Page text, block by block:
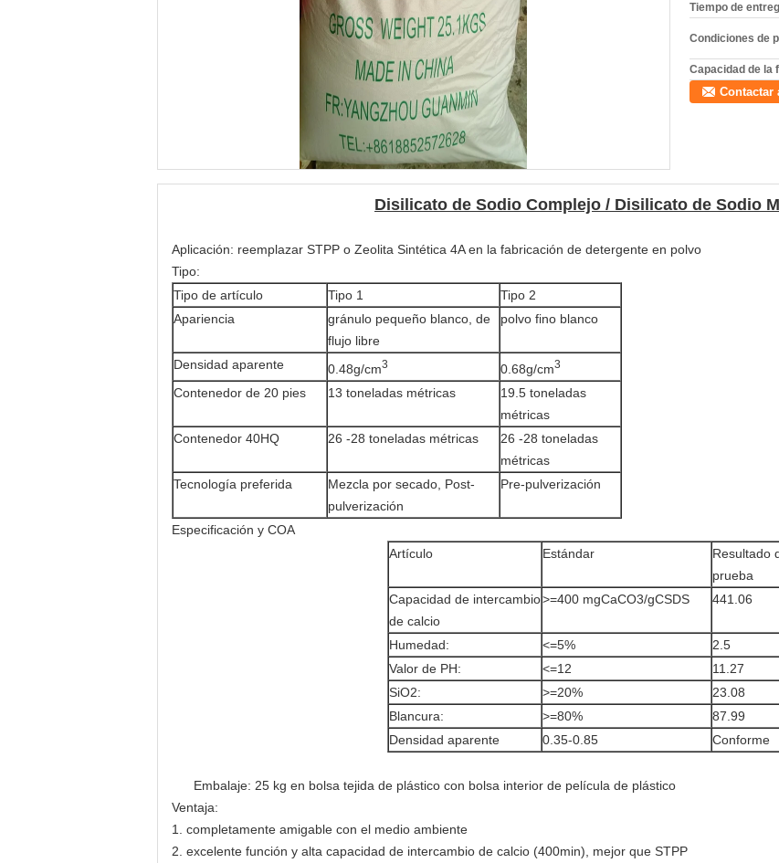
Tiempo de
Condiciones de
Capacidad de la
Contactar
Disilicato de Sodio Complejo / Disilicato de Sodio
Aplicación: reemplazar STPP o Zeolita Sintética 4A en la fabricación de detergente en polvo
Tipo:
Tipo de artículo
Tipo 1
Tipo 2
Apariencia
gránulo pequeño blanco, de
flujo libre
polvo fino blanco
Densidad aparente 0.48g/cm3 0.68g/cm3
Contenedor de 20 pies 13 toneladas métricas
19.5 toneladas
métricas
Contenedor 40HQ
26 -28 toneladas métricas
26 -28 toneladas
métricas
Tecnología preferida
Mezcla por secado, Post-
pulverización
Pre-pulverización
Especificación y COA
Artículo
Estándar
Resultado
prueba
Capacidad de intercambio
de calcio
>=400 mgCaCO3/gCSDS 441.06
Humedad: <=5%
2.5
Valor de PH:
<=12
11.27
SiO2:
>=20%
23.08
Blancura:
>=80%
87.99
Densidad aparente
0.35-0.85 Conforme
Embalaje: 25 kg en bolsa tejida de plástico con bolsa interior de película de plástico
Ventaja:
1. completamente amigable con el medio ambiente
2. excelente función y alta capacidad de intercambio de calcio (400min), mejor que STPP